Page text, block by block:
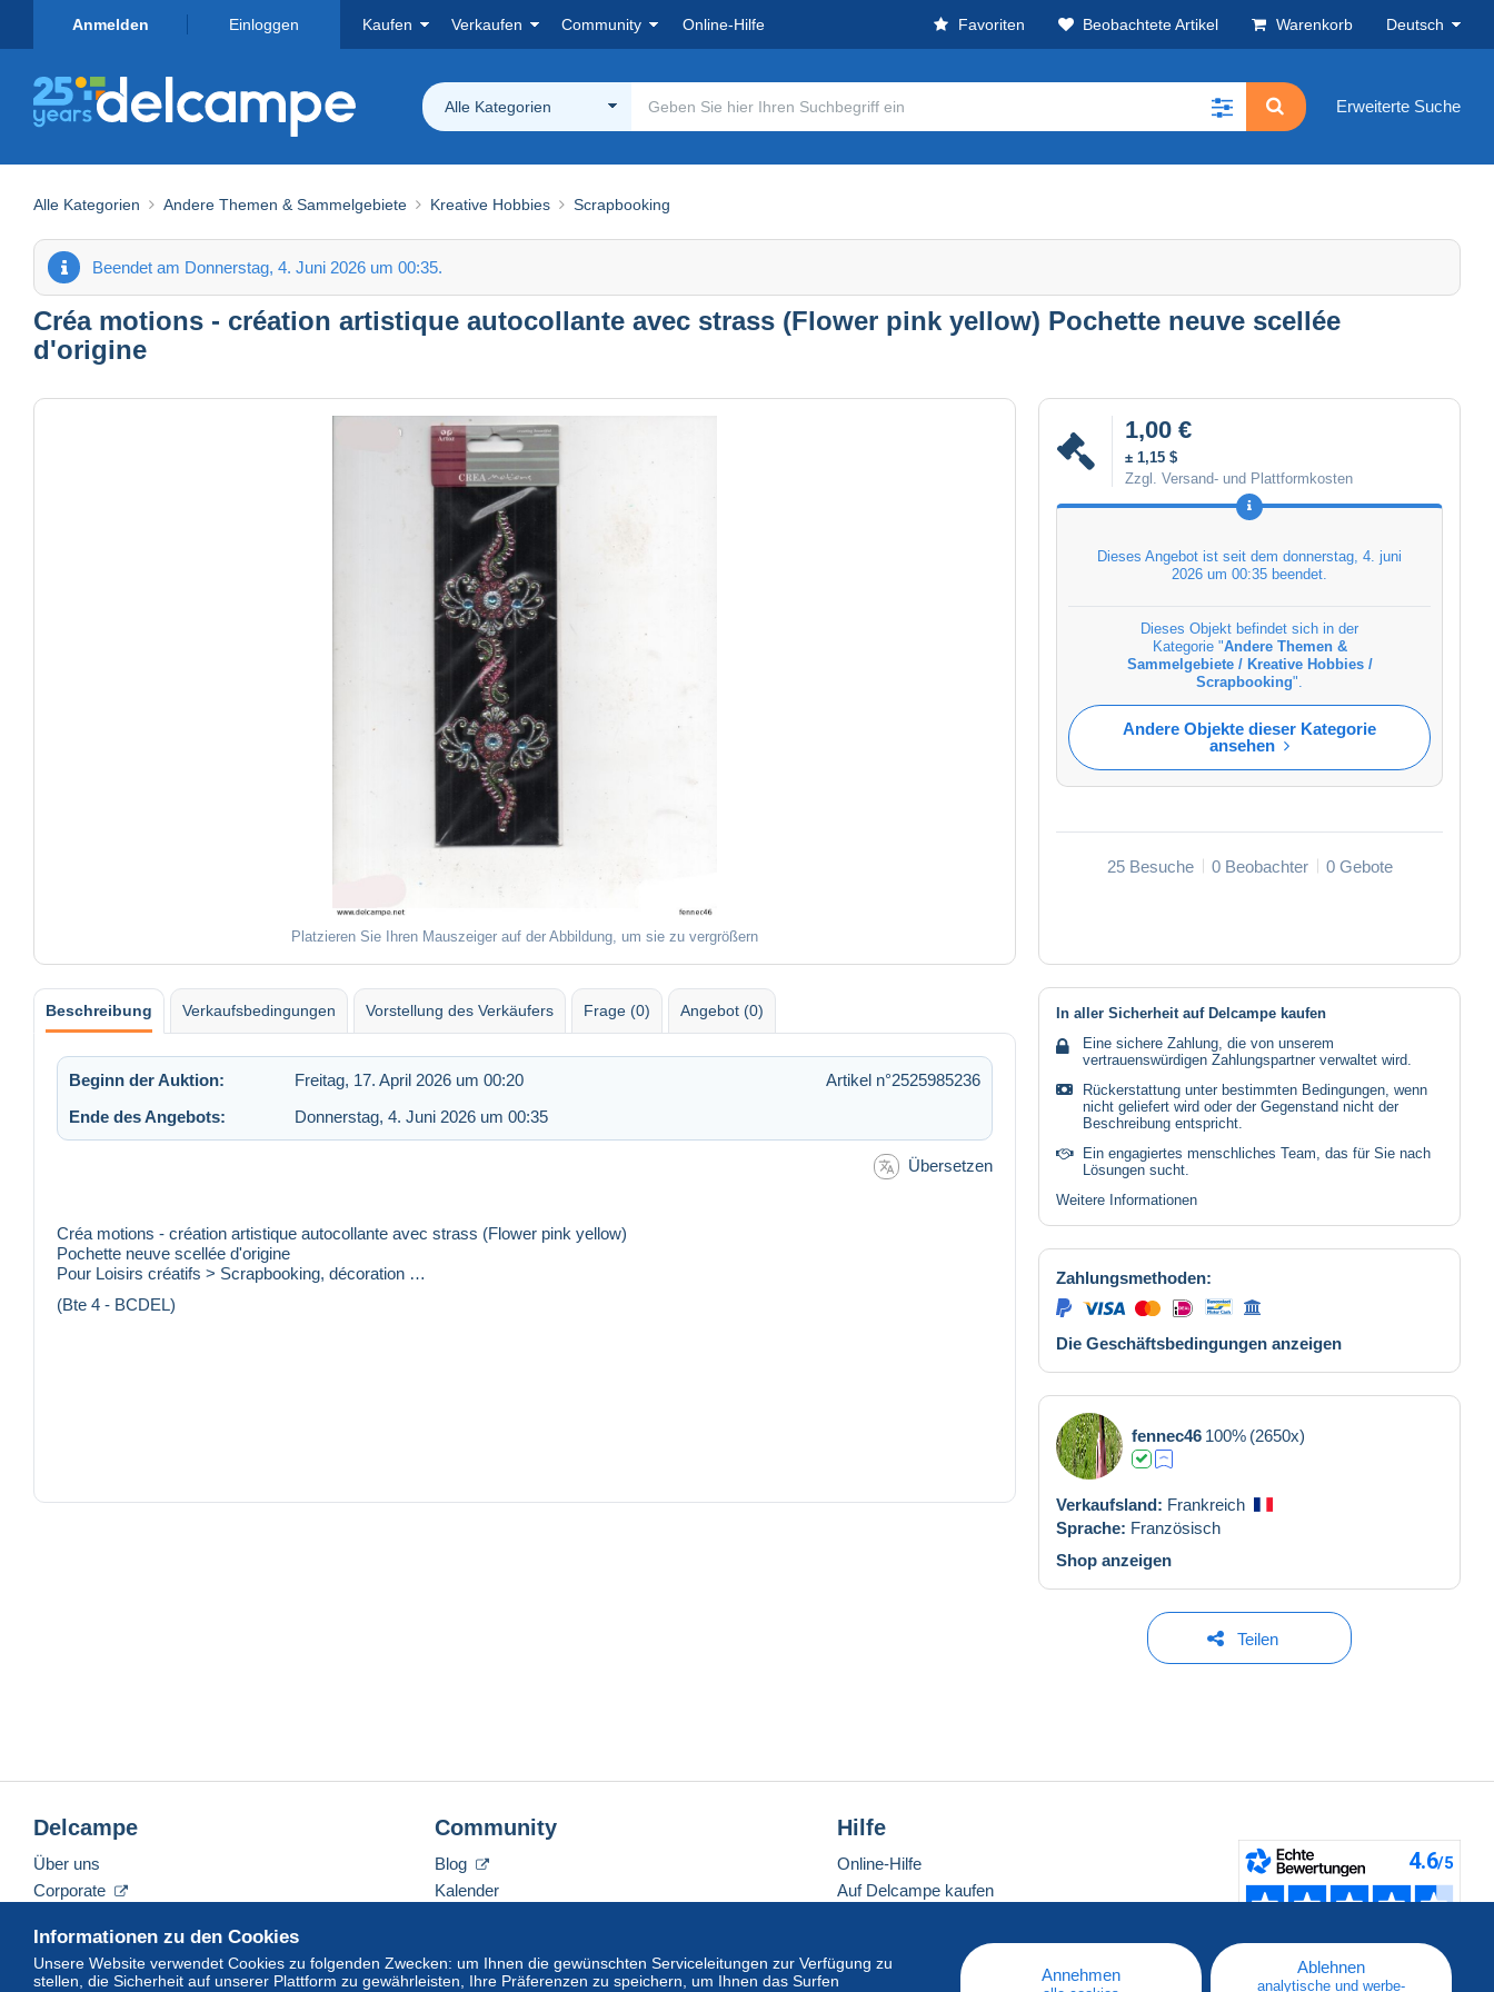
Anmelden Einloggen Kaufen Verkaufen Community Online-Hilfe Favoriten Beobachtete Artikel Warenkorb Deutsch
Alle Kategorien Erweiterte Suche
Alle Kategorien Andere Themen & Sammelgebiete Kreative Hobbies Scrapbooking
Beendet am Donnerstag, 4. Juni 2026 um 00:35.
Créa motions - création artistique autocollante avec strass (Flower pink yellow) Pochette neuve scellée
d'origine
Platzieren Sie Ihren Mauszeiger auf der Abbildung, um sie zu vergrößern
1,00 €
± 1,15 $
Zzgl. Versand- und Plattformkosten
Dieses Angebot ist seit dem donnerstag, 4. juni
2026 um 00:35 beendet.
Dieses Objekt befindet sich in der
Kategorie "Andere Themen &
Sammelgebiete / Kreative Hobbies /
Scrapbooking".
Andere Objekte dieser Kategorie
ansehen
25 Besuche 0 Beobachter 0 Gebote
Beschreibung Verkaufsbedingungen Vorstellung des Verkäufers Frage (0) Angebot (0)
Beginn der Auktion: Freitag, 17. April 2026 um 00:20
Artikel n°2525985236
Ende des Angebots:
Donnerstag, 4. Juni 2026 um 00:35
Übersetzen
Créa motions - création artistique autocollante avec strass (Flower pink yellow)
Pochette neuve scellée d'origine
Pour Loisirs créatifs > Scrapbooking, décoration …
(Bte 4 - BCDEL)
In aller Sicherheit auf Delcampe kaufen
Eine sichere Zahlung, die von unserem
vertrauenswürdigen Zahlungspartner verwaltet wird.
Rückerstattung unter bestimmten Bedingungen, wenn
nicht geliefert wird oder der Gegenstand nicht der
Beschreibung entspricht.
Ein engagiertes menschliches Team, das für Sie nach
Lösungen sucht.
Weitere Informationen
Zahlungsmethoden:
Die Geschäftsbedingungen anzeigen
fennec46 100% (2650x)
Verkaufsland: Frankreich
Sprache: Französisch
Shop anzeigen
Teilen
Informationen zu den Cookies
Unsere Website verwendet Cookies zu folgenden Zwecken: um Ihnen die gewünschten Serviceleitungen zur Verfügung zu
stellen, die Sicherheit auf unserer Plattform zu gewährleisten, Ihre Präferenzen zu speichern, um Ihnen das Surfen
Annehmen Ablehnen
analytische und werbe-
Delcampe
Über uns
Corporate
Nehmen Sie Kontakt mit uns auf
Community
Blog
Kalender
Hilfe
Online-Hilfe
Auf Delcampe kaufen
Eine sichere Website